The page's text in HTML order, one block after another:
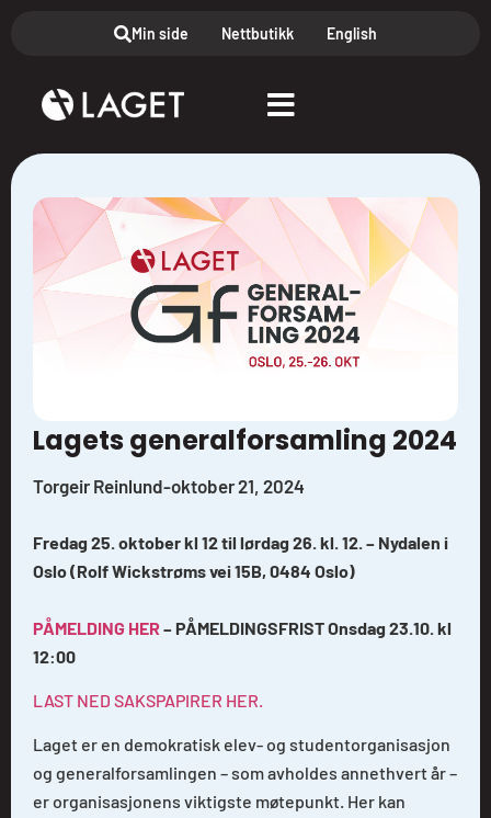
Min side Nettbutikk English
Lagets generalforsamling 2024
Torgeir Reinlund-oktober 21, 2024
Fredag 25. oktober kl 12 til lørdag 26. kl. 12. – Nydalen i
Oslo (Rolf Wickstrøms vei 15B, 0484 Oslo)
PÅMELDING HER– PÅMELDINGSFRIST Onsdag 23.10. kl
12:00
LAST NED SAKSPAPIRER HER.
Laget er en demokratisk elev- og studentorganisasjon
og generalforsamlingen – som avholdes annethvert år –
er organisasjonens viktigste møtepunkt. Her kan